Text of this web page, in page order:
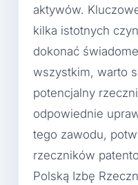
aktywów.
kilka istotnych
dokonać
wszystkim, warto
potencjalny
odpowiednie
tego zawodu,
rzeczników
Polską Izbę